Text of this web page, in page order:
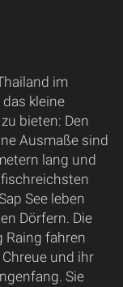
im
kleine
bieten: Den
Ausmaße sind
lang und
See leben
Dörfern. Die
Raing fahren
und ihr
Sie